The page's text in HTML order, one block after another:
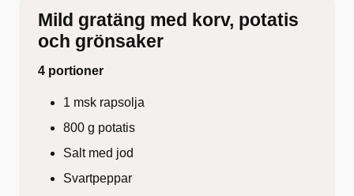
Mild gratäng med korv, potatis
och grönsaker
4 portioner
1 msk rapsolja
800 g potatis
Salt med jod
Svartpeppar